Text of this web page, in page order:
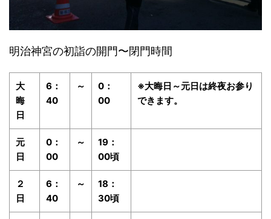
明治神宮の初詣の開門〜閉門時間
大
晦
日
6：
40
～
0：
00
※大晦日～元日は終夜お参り
できます。
元
日
0：
00
～
19：
00頃
２
日
6：
40
～
18：
30頃